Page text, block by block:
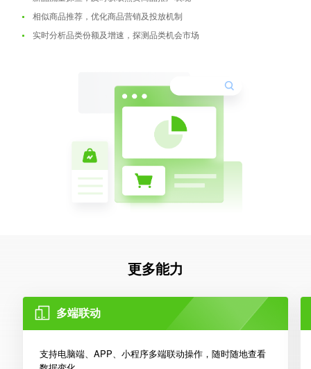
相似商品推荐，优化商品营销及投放机制
实时分析品类份额及增速，探测品类机会市场
更多能力
多端联动
支持电脑端、APP、小程序多端联动操作，随时随地查看